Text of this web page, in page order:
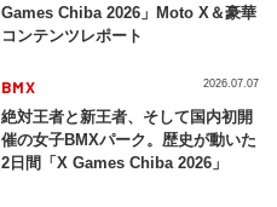
Games Chiba 2026」Moto X＆豪華
コンテンツレポート
BMX
絶対王者と新王者、そして国内初開
催の女子BMXパーク。歴史が動いた
2日間「X Games Chiba 2026」
2026.07.07